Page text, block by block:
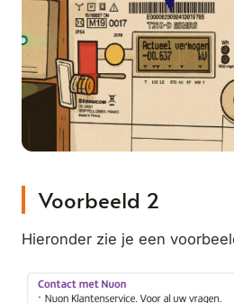
Voorbeeld 2
Hieronder zie je een